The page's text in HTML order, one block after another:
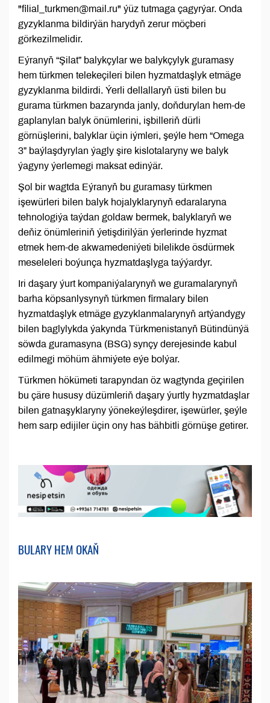
"filial_turkmen@mail.ru" ýüz tutmaga çagyrýar. Onda
gyzyklanma bildirýän harydyň zerur möçberi
görkezilmelidir.
Eýranyň “Şilat” balykçylar we balykçylyk guramasy
hem türkmen telekeçileri bilen hyzmatdaşlyk etmäge
gyzyklanma bildirdi. Ýerli dellallaryň üsti bilen bu
gurama türkmen bazarynda janly, doňdurylan hem-de
gaplanylan balyk önümlerini, işbilleriň dürli
görnüşlerini, balyklar üçin iýmleri, şeýle hem “Omega
3” baýlaşdyrylan ýagly şire kislotalaryny we balyk
ýagyny ýerlemegi maksat edinýär.
Şol bir wagtda Eýranyň bu guramasy türkmen
işewürleri bilen balyk hojalyklarynyň edaralaryna
tehnologiýa taýdan goldaw bermek, balyklaryň we
deňiz önümleriniň ýetişdirilýän ýerlerinde hyzmat
etmek hem-de akwamedeniýeti bilelikde ösdürmek
meseleleri boýunça hyzmatdaşlyga taýýardyr.
Iri daşary ýurt kompaniýalarynyň we guramalarynyň
barha köpsanlysynyň türkmen firmalary bilen
hyzmatdaşlyk etmäge gyzyklanmalarynyň artýandygy
bilen baglylykda ýakynda Türkmenistanyň Bütindünýä
söwda guramasyna (BSG) synçy derejesinde kabul
edilmegi möhüm ähmiýete eýe bolýar.
Türkmen hökümeti tarapyndan öz wagtynda geçirilen
bu çäre hususy düzümleriň daşary ýurtly hyzmatdaşlar
bilen gatnaşyklaryny ýönekeýleşdirer, işewürler, şeýle
hem sarp edijiler üçin ony has bähbitli görnüşe getirer.
BULARY HEM OKAŇ